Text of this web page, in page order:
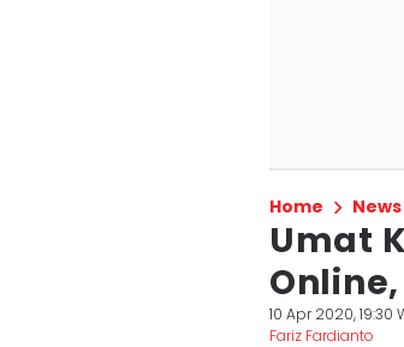
Home News
Umat
10 Apr 2020, 19:30
Fariz Fardianto